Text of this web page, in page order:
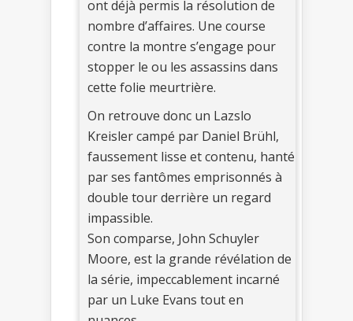
ont déjà permis la résolution de
nombre d’affaires. Une course
contre la montre s’engage pour
stopper le ou les assassins dans
cette folie meurtrière.
On retrouve donc un Lazslo
Kreisler campé par Daniel Brühl,
faussement lisse et contenu, hanté
par ses fantômes emprisonnés à
double tour derrière un regard
impassible.
Son comparse, John Schuyler
Moore, est la grande révélation de
la série, impeccablement incarné
par un Luke Evans tout en